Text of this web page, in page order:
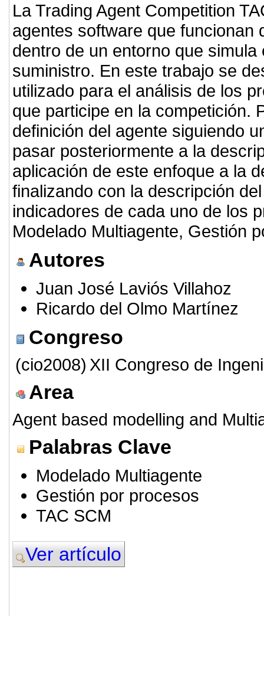
La Trading Agent Competition
agentes software que funcionan
dentro de un entorno que
suministro. En este trabajo se
utilizado para el análisis de los
que participe en la competición.
definición del agente siguiendo
pasar posteriormente a la
aplicación de este enfoque a la
finalizando con la descripción
indicadores de cada uno de los
Modelado Multiagente, Gestión
Autores
Juan José Laviós Villahoz
Ricardo del Olmo Martínez
Congreso
(cio2008) XII Congreso de
Area
Agent based modelling and
Palabras Clave
Modelado Multiagente
Gestión por procesos
TAC SCM
Ver artículo